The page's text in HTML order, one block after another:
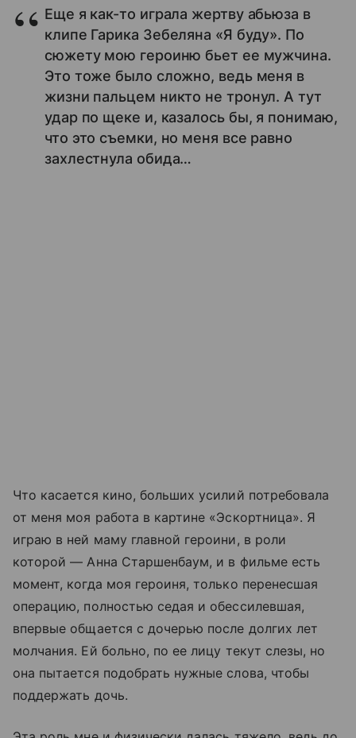
Еще я как-то играла жертву абьюза в
клипе Гарика Зебеляна «Я буду». По
сюжету мою героиню бьет ее мужчина.
Это тоже было сложно, ведь меня в
жизни пальцем никто не тронул. А тут
удар по щеке и, казалось бы, я понимаю,
что это съемки, но меня все равно
захлестнула обида…
Что касается кино, больших усилий потребовала
от меня моя работа в картине «Эскортница». Я
играю в ней маму главной героини, в роли
которой — Анна Старшенбаум, и в фильме есть
момент, когда моя героиня, только перенесшая
операцию, полностью седая и обессилевшая,
впервые общается с дочерью после долгих лет
молчания. Ей больно, по ее лицу текут слезы, но
она пытается подобрать нужные слова, чтобы
поддержать дочь.